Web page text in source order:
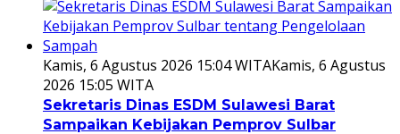
Kamis, 6 Agustus 2026 15:04 WITAKamis, 6 Agustus
2026 15:05 WITA
Sekretaris Dinas ESDM Sulawesi Barat
Sampaikan Kebijakan Pemprov Sulbar